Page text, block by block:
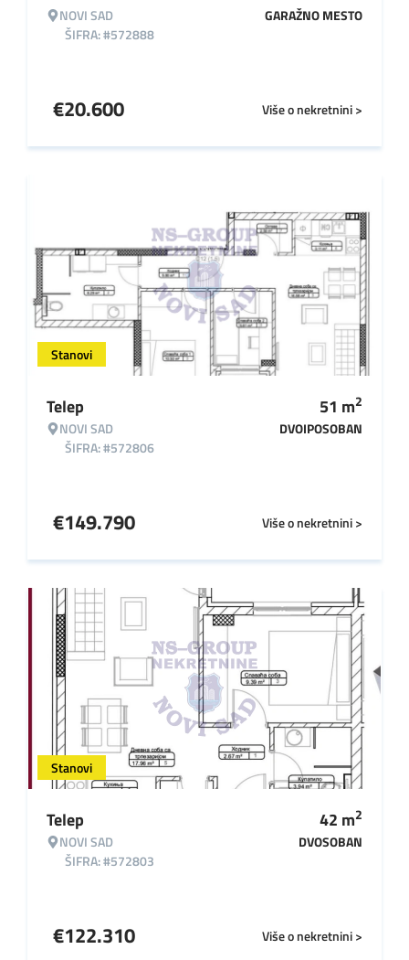
NOVI SAD
ŠIFRA: #572888
GARAŽNO MESTO
Više o nekretnini >
€20.600
Stanovi
Telep
NOVI SAD
ŠIFRA: #572806
51 m2
DVOIPOSOBAN
Više o nekretnini >
€149.790
Stanovi
Telep
NOVI SAD
ŠIFRA: #572803
42 m2
DVOSOBAN
Više o nekretnini >
€122.310